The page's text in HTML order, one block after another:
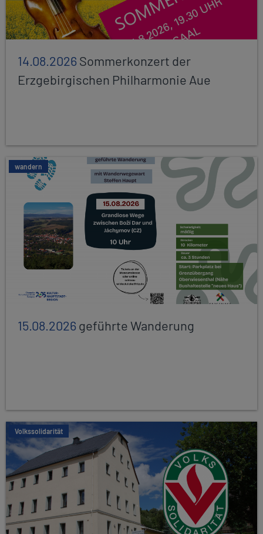
14.08.2026Sommerkonzert der
Erzgebirgischen Philharmonie Aue
wandern
15.08.2026geführte Wanderung
Volkssolidarität